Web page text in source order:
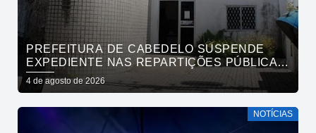
PREFEITURA DE CABEDELO SUSPENDE
EXPEDIENTE NAS REPARTIÇÕES PÚBLICAS
MUNICIPAIS NESTA QUARTA-FEIRA (5)
4 de agosto de 2026
NOTÍCIAS